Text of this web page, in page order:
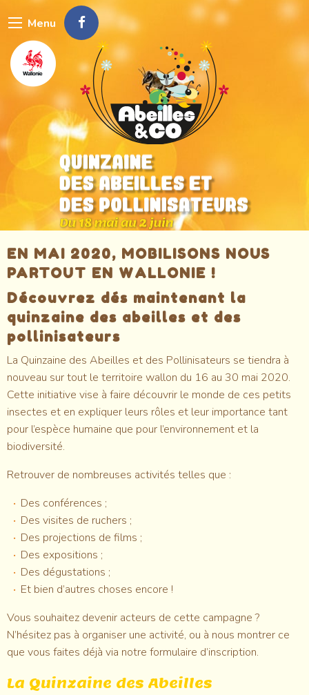
au
contenu
principal
Menu
EN MAI 2020, MOBILISONS NOUS
PARTOUT EN WALLONIE !
Découvrez dés maintenant la
quinzaine des abeilles et des
pollinisateurs
La Quinzaine des Abeilles et des Pollinisateurs se tiendra à
nouveau sur tout le territoire wallon du 16 au 30 mai 2020.
Cette initiative vise à faire découvrir le monde de ces petits
insectes et en expliquer leurs rôles et leur importance tant
pour l’espèce humaine que pour l’environnement et la
biodiversité.
Retrouver de nombreuses activités telles que :
Des conférences ;
Des visites de ruchers ;
Des projections de films ;
Des expositions ;
Des dégustations ;
Et bien d’autres choses encore !
Vous souhaitez devenir acteurs de cette campagne ?
N’hésitez pas à organiser une activité, ou à nous montrer ce
que vous faites déjà via notre formulaire d’inscription.
La Quinzaine des Abeilles